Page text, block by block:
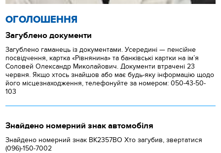
ОГОЛОШЕННЯ
Загублено документи
Загублено гаманець із документами. Усередині — пенсійне
посвідчення, картка «Рівнянина» та банківські картки на ім’я
Соловей Олександр Миколайович. Документи втрачені 23
червня. Якщо хтось знайшов або має будь-яку інформацію щодо
його місцезнаходження, телефонуйте за номером: 050-43-50-
103
Знайдено номерний знак автомобіля
Знайдено номерний знак ВК2357ВО Хто загубив, звертатися
(096)-150-7002